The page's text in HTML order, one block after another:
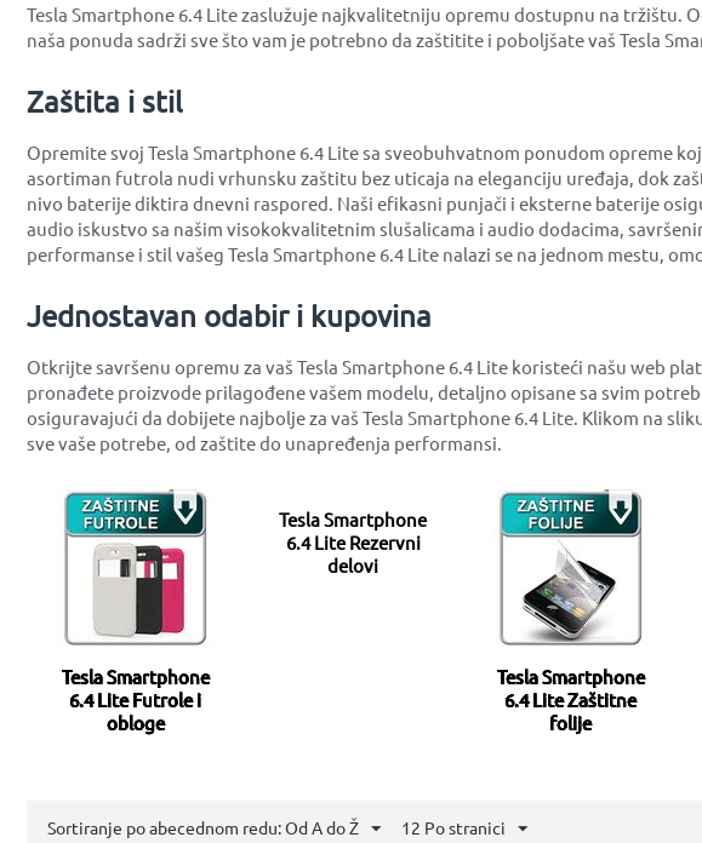
Tesla Smartphone 6.4 Lite zaslužuje najkvalitetniju opremu dostupnu na
naša ponuda sadrži sve što vam je potrebno da zaštitite i poboljšate vaš Tesla
Zaštita i stil
Opremite svoj Tesla Smartphone 6.4 Lite sa sveobuhvatnom ponudom opreme
asortiman futrola nudi vrhunsku zaštitu bez uticaja na eleganciju uređaja, dok
nivo baterije diktira dnevni raspored. Naši efikasni punjači i eksterne baterije
audio iskustvo sa našim visokokvalitetnim slušalicama i audio dodacima,
performanse i stil vašeg Tesla Smartphone 6.4 Lite nalazi se na jednom mestu,
Jednostavan odabir i kupovina
Otkrijte savršenu opremu za vaš Tesla Smartphone 6.4 Lite koristeći našu web
pronađete proizvode prilagođene vašem modelu, detaljno opisane sa svim
osiguravajući da dobijete najbolje za vaš Tesla Smartphone 6.4 Lite. Klikom na
sve vaše potrebe, od zaštite do unapređenja performansi.
Tesla Smartphone
6.4 Lite Futrole i
obloge
Tesla Smartphone
6.4 Lite Rezervni
delovi
Tesla Smartphone
6.4 Lite Zaštitne
folije
Sortiranje po abecednom redu: Od A do Ž 12 Po stranici